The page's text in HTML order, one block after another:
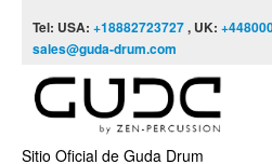
Tel: USA: +18882723727, UK:
sales@guda-drum.com
Sitio Oficial de Guda Drum